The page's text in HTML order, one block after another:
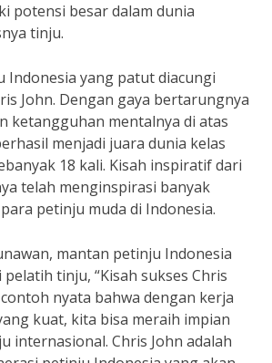
potensi besar dalam dunia
tinju.
Indonesia yang patut diacungi
John. Dengan gaya bertarungnya
ketangguhan mentalnya di atas
menjadi juara dunia kelas
18 kali. Kisah inspiratif dari
telah menginspirasi banyak
petinju muda di Indonesia.
mantan petinju Indonesia
tinju, “Kisah sukses Chris
nyata bahwa dengan kerja
kuat, kita bisa meraih impian
internasional. Chris John adalah